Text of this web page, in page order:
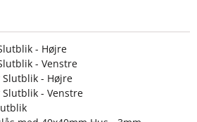
- Højre
- Venstre
Slutblik - Højre
Slutblik - Venstre